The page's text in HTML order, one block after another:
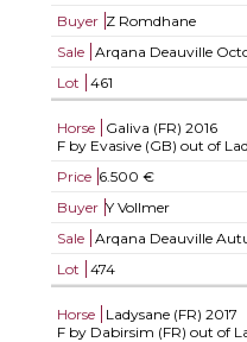
Buyer Z Romdhane
Sale
Arqana Deauville
Lot
461
Horse Galiva (FR) 2016
F by Evasive (GB) out of
Price 6.500 €
Buyer Y Vollmer
Sale
Arqana Deauville
Lot
474
Horse Ladysane (FR) 2017
F by Dabirsim (FR) out of